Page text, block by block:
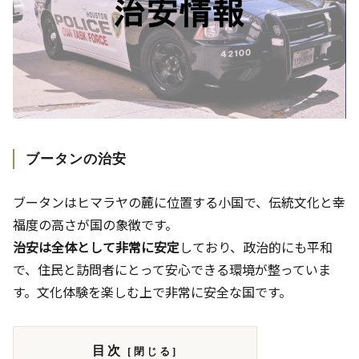
ブータンの治安
ブータンはヒマラヤの麓に位置する小国で、伝統文化と幸
福度の高さが国の象徴です。
治安は全体として非常に安定しており、政治的にも平和
で、住民と訪問者にとって安心できる環境が整っていま
す。文化体験を楽しむ上で非常に安全な国です。
目次